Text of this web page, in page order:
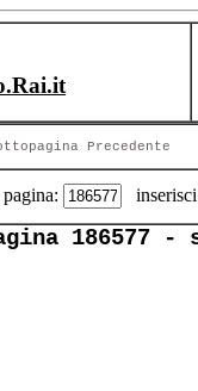
Precedente
186577 -